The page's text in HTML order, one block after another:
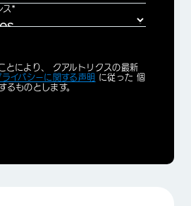
ス*
とにより、 クアルトリクスの最新
ライバシーに関する声明 に従った 個
るものとします。